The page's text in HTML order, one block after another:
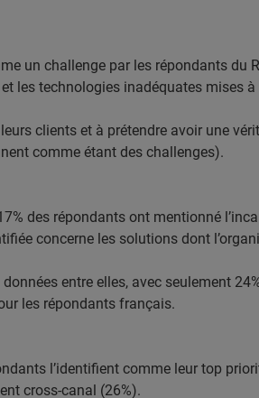
un challenge par les répondants du
les technologies inadéquates mises à
clients et à prétendre avoir une
comme étant des challenges).
des répondants ont mentionné
concerne les solutions dont
entre elles, avec seulement
les répondants français.
l’identifient comme leur top
cross-canal (26%).